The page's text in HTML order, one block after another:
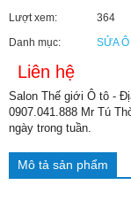
Lượt xem:
364
Danh mục:
SỬA
Liên hệ
Salon Thế giới Ô tô -
0907.041.888 Mr Tú
ngày trong tuần.
Mô tả sản phẩm